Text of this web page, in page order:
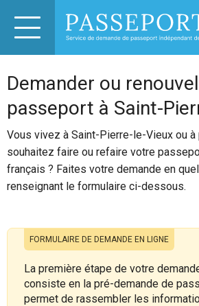
Demander ou
passeport à Saint-
Vous vivez à Saint-Pierre-le-Vieux ou
souhaitez faire ou refaire votre
français ? Faites votre demande en
renseignant le formulaire ci-dessous.
FORMULAIRE DE DEMANDE EN LIGNE
La première étape de votre
consiste en la pré-demande de
permet de rassembler les